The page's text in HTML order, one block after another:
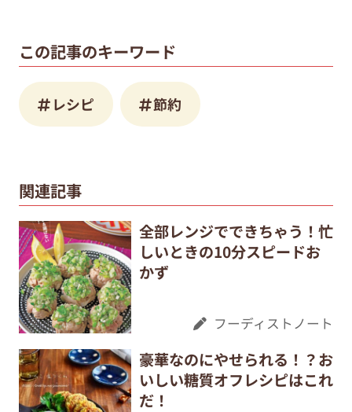
この記事のキーワード
レシピ 節約
関連記事
全部レンジでできちゃう！忙
しいときの10分スピードお
かず
フーディストノート
豪華なのにやせられる！？お
いしい糖質オフレシピはこれ
だ！